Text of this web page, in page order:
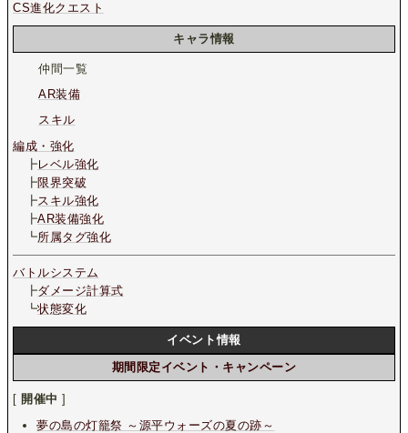
CS進化クエスト
キャラ情報
仲間一覧
AR装備
スキル
編成・強化
┣レベル強化
┣限界突破
┣スキル強化
┣AR装備強化
┗所属タグ強化
バトルシステム
┣ダメージ計算式
┗状態変化
イベント情報
期間限定イベント・キャンペーン
[ 開催中 ]
夢の島の灯籠祭 ～源平ウォーズの夏の跡～